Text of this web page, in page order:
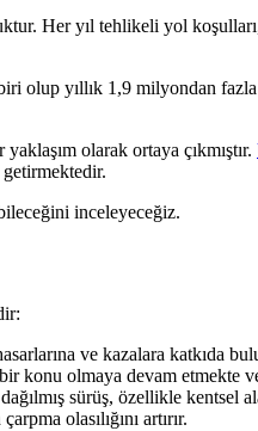
Her yıl tehlikeli yol
yıllık 1,9 milyondan fazla
olarak ortaya çıkmıştır.
inceleyeceğiz.
ve kazalara katkıda
konu olmaya devam etmekte
sürüş, özellikle kentsel
olasılığını artırır.